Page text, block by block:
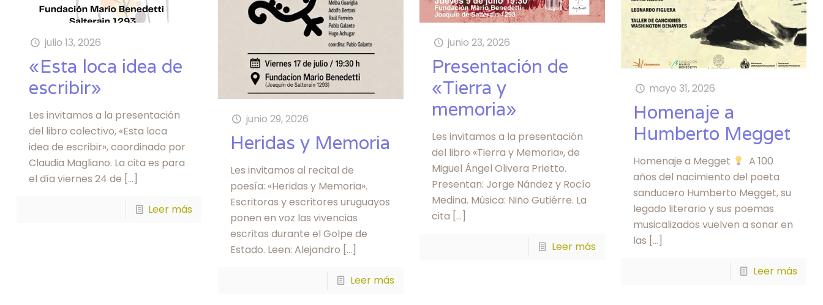
julio 13, 2026
«Esta loca idea de
escribir»
Les invitamos a la presentación
del libro colectivo, «Esta loca
idea de escribir», coordinado por
Claudia Magliano. La cita es para
el día viernes 24 de […]
Leer más
junio 29, 2026
Heridas y Memoria
Les invitamos al recital de
poesía: «Heridas y Memoria».
Escritoras y escritores uruguayos
ponen en voz las vivencias
escritas durante el Golpe de
Estado. Leen: Alejandro […]
Leer más
junio 23, 2026
Presentación de
«Tierra y
memoria»
Les invitamos a la presentación
del libro «Tierra y Memoria», de
Miguel Ángel Olivera Prietto.
Presentan: Jorge Nández y Rocío
Medina. Música: Niño Gutiérre. La
cita […]
Leer más
mayo 31, 2026
Homenaje a
Humberto Megget
Homenaje a Megget
A 100
años del nacimiento del poeta
sanducero Humberto Megget, su
legado literario y sus poemas
musicalizados vuelven a sonar en
las […]
Leer más